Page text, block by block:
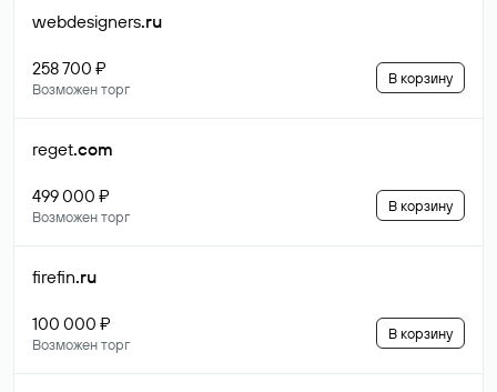
webdesigners.ru
258 700 ₽
Возможен торг
В корзину
reget.com
499 000 ₽
Возможен торг
В корзину
firefin.ru
100 000 ₽
Возможен торг
В корзину